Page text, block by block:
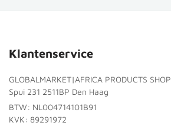
Klantenservice
GLOBALMARKET|AFRICA PRODUCTS SHOP
Spui 231 2511BP Den Haag
BTW: NL004714101B91
KVK: 89291972